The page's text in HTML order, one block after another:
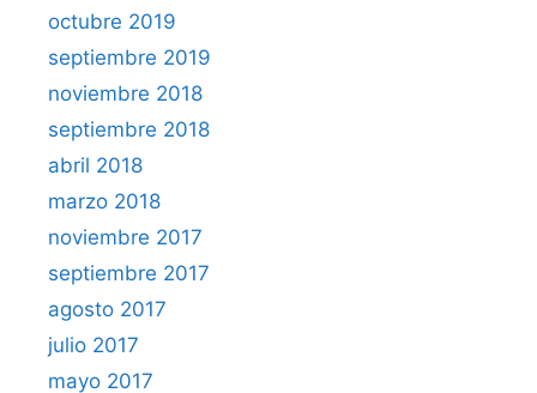
octubre 2019
septiembre 2019
noviembre 2018
septiembre 2018
abril 2018
marzo 2018
noviembre 2017
septiembre 2017
agosto 2017
julio 2017
mayo 2017